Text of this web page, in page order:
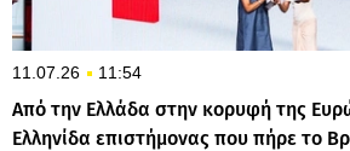
11.07.26 11:54
Από την Ελλάδα στην κορυφή της
Ελληνίδα επιστήμονας που πήρε το